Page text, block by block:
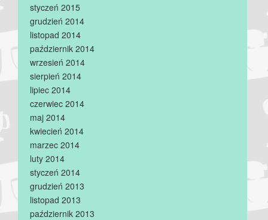
styczeń 2015
grudzień 2014
listopad 2014
październik 2014
wrzesień 2014
sierpień 2014
lipiec 2014
czerwiec 2014
maj 2014
kwiecień 2014
marzec 2014
luty 2014
styczeń 2014
grudzień 2013
listopad 2013
październik 2013